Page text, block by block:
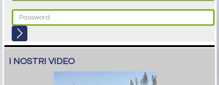
I NOSTRI VIDEO